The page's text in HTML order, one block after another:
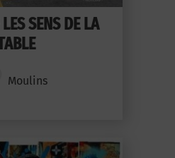
SENS DE LA
Moulins